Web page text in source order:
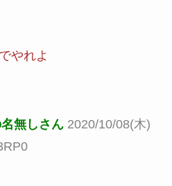
やれよ
無しさん 2020/10/08(木)